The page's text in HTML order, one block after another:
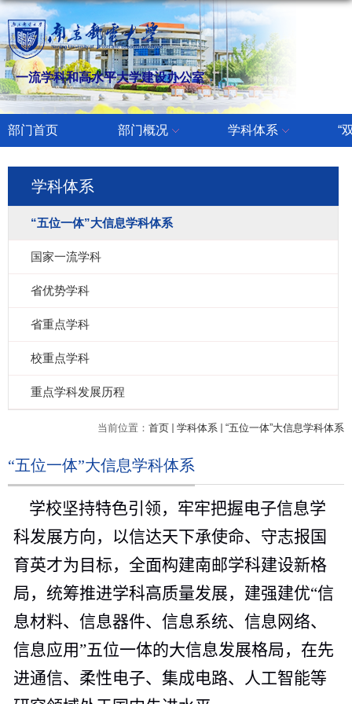
一流学科和高水平大学建设办公室
部门首页 部门概况 学科体系 “
学科体系
“五位一体”大信息学科体系
国家一流学科
省优势学科
省重点学科
校重点学科
重点学科发展历程
当前位置： 首页 学科体系 “五位一体”大信息学科体系
“五位一体”大信息学科体系
学校坚持特色引领，牢牢把握电子信息学
科发展方向， 以信达天下承使命、守志报国
育英才为目标，全面构建南邮学科建设新格
局， 统筹推进学科高质量发展， 建强建优“信
息材料、信息器件、信息系统、信息网络、
信息应用”五位一体的大信息发展格局，在先
进通信、柔性电子、集成电路、人工智能等